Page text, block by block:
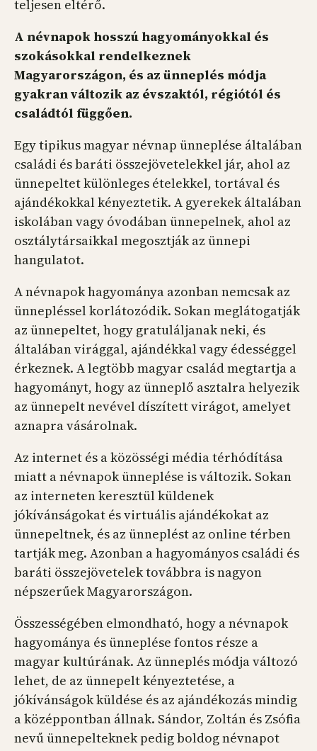
teljesen eltérő.
A névnapok hosszú hagyományokkal és
szokásokkal rendelkeznek
Magyarországon, és az ünneplés módja
gyakran változik az évszaktól, régiótól és
családtól függően.
Egy tipikus magyar névnap ünneplése általában
családi és baráti összejövetelekkel jár, ahol az
ünnepeltet különleges ételekkel, tortával és
ajándékokkal kényeztetik. A gyerekek általában
iskolában vagy óvodában ünnepelnek, ahol az
osztálytársaikkal megosztják az ünnepi
hangulatot.
A névnapok hagyománya azonban nemcsak az
ünnepléssel korlátozódik. Sokan meglátogatják
az ünnepeltet, hogy gratuláljanak neki, és
általában virággal, ajándékkal vagy édességgel
érkeznek. A legtöbb magyar család megtartja a
hagyományt, hogy az ünneplő asztalra helyezik
az ünnepelt nevével díszített virágot, amelyet
aznapra vásárolnak.
Az internet és a közösségi média térhódítása
miatt a névnapok ünneplése is változik. Sokan
az interneten keresztül küldenek
jókívánságokat és virtuális ajándékokat az
ünnepeltnek, és az ünneplést az online térben
tartják meg. Azonban a hagyományos családi és
baráti összejövetelek továbbra is nagyon
népszerűek Magyarországon.
Összességében elmondható, hogy a névnapok
hagyománya és ünneplése fontos része a
magyar kultúrának. Az ünneplés módja változó
lehet, de az ünnepelt kényeztetése, a
jókívánságok küldése és az ajándékozás mindig
a középpontban állnak. Sándor, Zoltán és Zsófia
nevű ünnepelteknek pedig boldog névnapot